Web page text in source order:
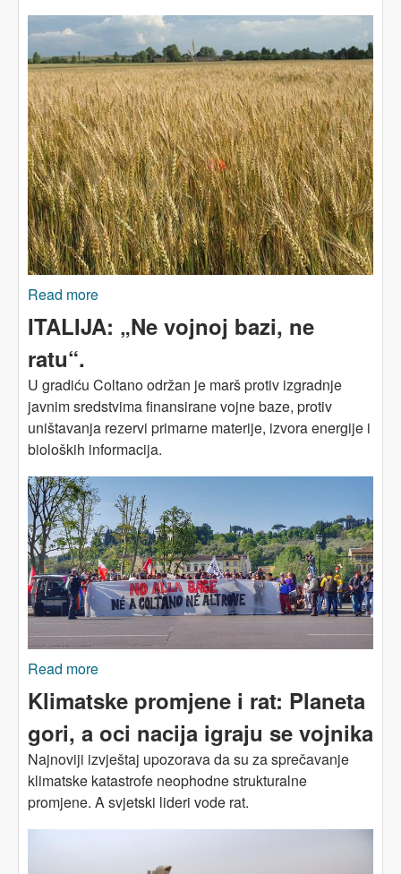
Read more
ITALIJA: „Ne vojnoj bazi, ne
ratu“.
U gradiću Coltano održan je marš protiv izgradnje
javnim sredstvima finansirane vojne baze, protiv
uništavanja rezervi primarne materije, izvora energije i
bioloških informacija.
Read more
Klimatske promjene i rat: Planeta
gori, a oci nacija igraju se vojnika
Najnoviji izvještaj upozorava da su za sprečavanje
klimatske katastrofe neophodne strukturalne
promjene. A svjetski lideri vode rat.